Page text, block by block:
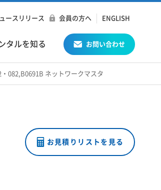
タルを知る お問い合わせ
ースリリース 会員の方へ ENGLISH
082,B0691B ネットワークマスタ
お見積りリストを見る